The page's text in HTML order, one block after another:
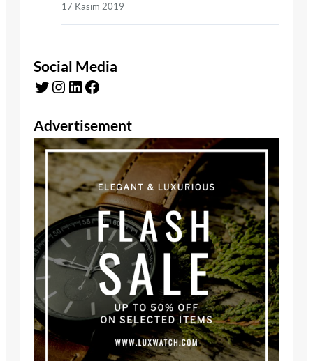
17 Kasım 2019
Social Media
Twitter Instagram LinkedIn Facebook
Advertisement